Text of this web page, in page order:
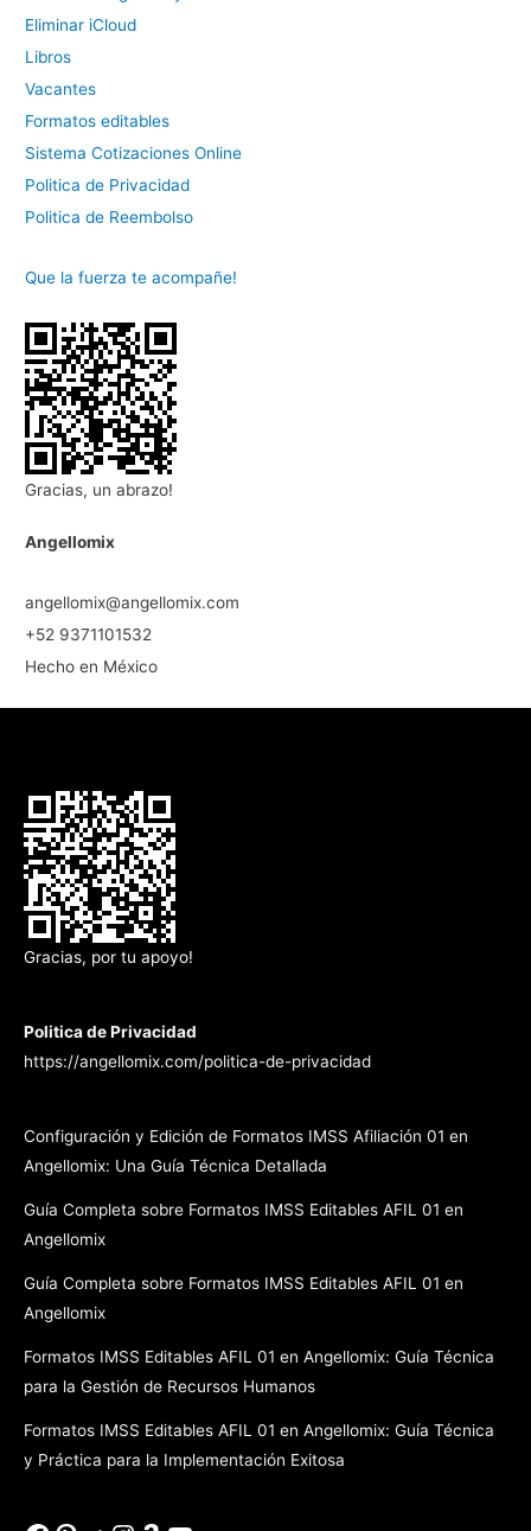
Eliminar iCloud
Libros
Vacantes
Formatos editables
Sistema Cotizaciones Online
Politica de Privacidad
Politica de Reembolso
Que la fuerza te acompañe!
Gracias, un abrazo!
Angellomix
angellomix@angellomix.com
+52 9371101532
Hecho en México
Gracias, por tu apoyo!
Politica de Privacidad
https://angellomix.com/politica-de-privacidad
Configuración y Edición de Formatos IMSS Afiliación 01 en
Angellomix: Una Guía Técnica Detallada
Guía Completa sobre Formatos IMSS Editables AFIL 01 en
Angellomix
Guía Completa sobre Formatos IMSS Editables AFIL 01 en
Angellomix
Formatos IMSS Editables AFIL 01 en Angellomix: Guía Técnica
para la Gestión de Recursos Humanos
Formatos IMSS Editables AFIL 01 en Angellomix: Guía Técnica
y Práctica para la Implementación Exitosa